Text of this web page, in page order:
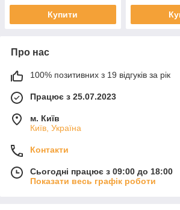
Купити
Про нас
100% позитивних з 19 відгуків за рік
Працює з 25.07.2023
м. Київ
Київ, Україна
Контакти
Сьогодні працює з 09:00 до 18:00
Показати весь графік роботи